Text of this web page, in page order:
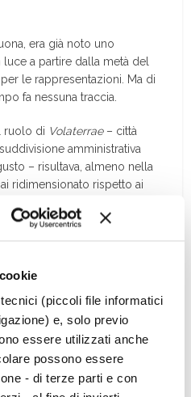
(piccoli file informatici
e, solo previo
essere utilizzati anche
possono essere
- di terze parti e con
era già noto uno
a partire dalla metà del
le rappresentazioni. Ma di
fa nessuna traccia.
ruolo di Volaterrae– città
amministrativa
– risultava, almeno nella
ridimensionato rispetto ai
poteva essere davvero